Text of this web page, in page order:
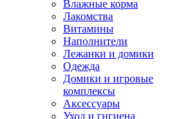
Влажные корма
Лакомства
Витамины
Наполнители
Лежанки и домики
Одежда
Домики и игровые
комплексы
Аксессуары
Уход и гигиена